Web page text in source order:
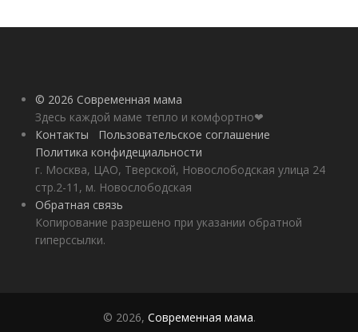
© 2026 Современная мама
Здесь каждой маме тепло и комфортно❤
Контакты
Пользовательское соглашение
Политика конфидециальности
г. Москва, ЦАО, Тверской, Новослободская улица 24
стр.2-11, м. Новослободская
Обратная связь
Копирование разрешено при указании обратной
гиперссылки.
© 2026, Современная мама.